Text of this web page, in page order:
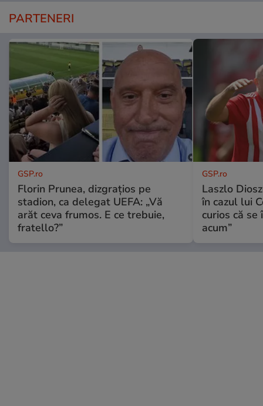
PARTENERI
GSP.ro
Florin Prunea, dizgrațios pe
stadion, ca delegat UEFA: „Vă
arăt ceva frumos. E ce trebuie,
fratello?”
GSP.ro
Laszlo
în cazul lui
curios că
acum”